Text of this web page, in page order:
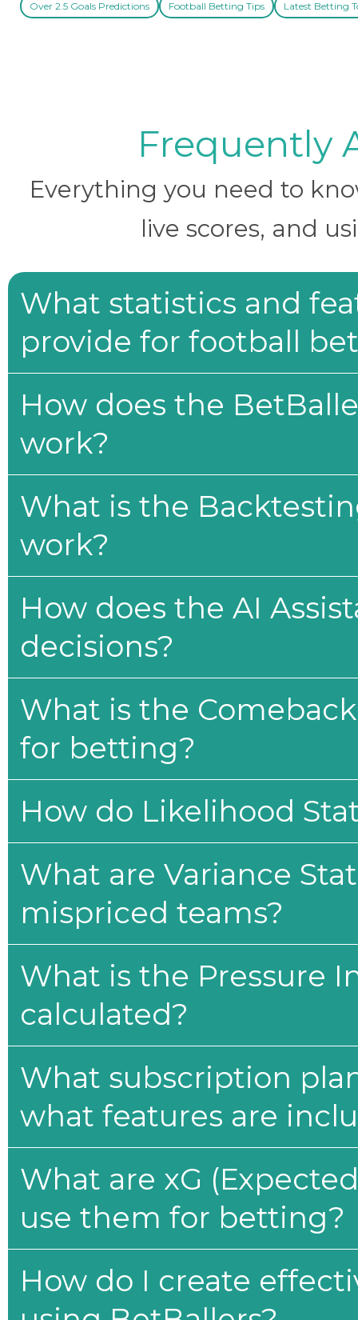
Over 2.5 Goals Predictions Football Betting Tips Latest Betting
Frequently
Everything you need to
live scores, and
What statistics and
provide for football
How does the
work?
What is the
work?
How does the AI
decisions?
What is the
for betting?
How do Likelihood
What are Variance
mispriced teams?
What is the Pressure
calculated?
What subscription
what features are
What are xG
use them for betting?
How do I create